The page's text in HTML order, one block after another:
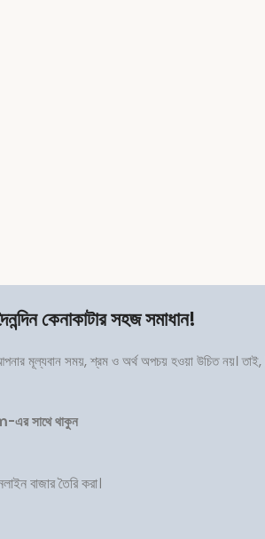
কেনাকাটার সহজ সমাধান!
মূল্যবান সময়, শ্রম ও অর্থ অপচয় হওয়া উচিত নয়। তাই,
সাথে থাকুন
বাজার তৈরি করা।